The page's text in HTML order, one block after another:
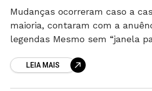
Mudanças ocorreram caso a
maioria, contaram com a
legendas Mesmo sem “janela
partido até o
LEIA MAIS